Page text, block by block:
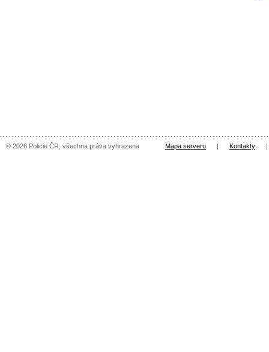
© 2026 Policie ČR, všechna práva vyhrazena Mapa serveru | Kontakty |